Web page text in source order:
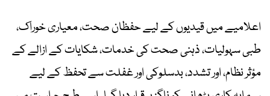
اعلامیے میں قیدیوں کے لیے حفظان صحت، معیاری خوراک،
طبی سہولیات، ذہنی صحت کی خدمات، شکایات کے ازالے کے
مؤثر نظام، اور تشدد، بدسلوکی اور غفلت سے تحفظ کے لیے